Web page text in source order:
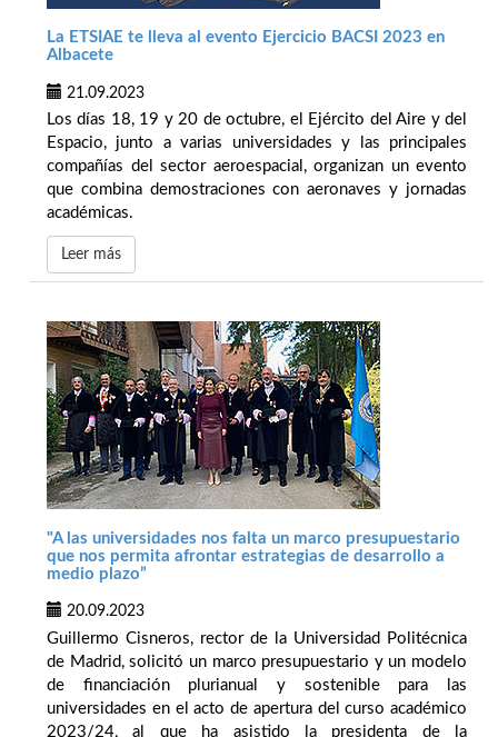
La ETSIAE te lleva al evento Ejercicio BACSI 2023 en
Albacete
21.09.2023
Los días 18, 19 y 20 de octubre, el Ejército del Aire y del
Espacio, junto a varias universidades y las principales
compañías del sector aeroespacial, organizan un evento
que combina demostraciones con aeronaves y jornadas
académicas.
Leer más
"A las universidades nos falta un marco presupuestario
que nos permita afrontar estrategias de desarrollo a
medio plazo”
20.09.2023
Guillermo Cisneros, rector de la Universidad Politécnica
de Madrid, solicitó un marco presupuestario y un modelo
de financiación plurianual y sostenible para las
universidades en el acto de apertura del curso académico
2023/24, al que ha asistido la presidenta de la